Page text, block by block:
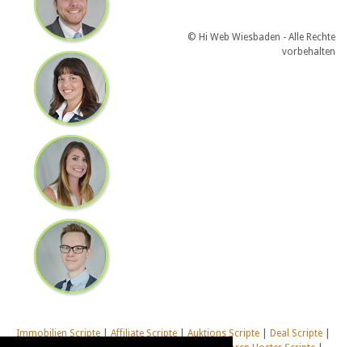
© Hi Web Wiesbaden - Alle Rechte
vorbehalten
Immobilien Scripte Affiliate Scripte Auktions Scripte Deal Scripte